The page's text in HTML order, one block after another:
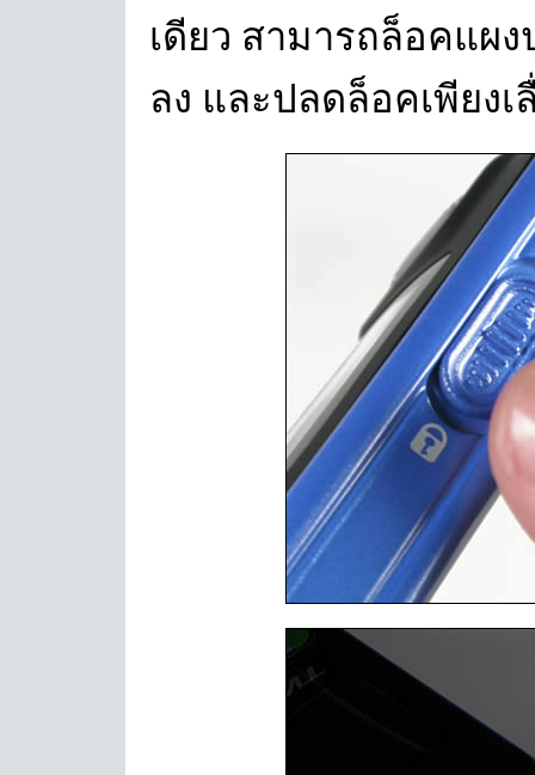
เดียว สามารถล็อคแผ
ลง และปลดล็อคเพียง